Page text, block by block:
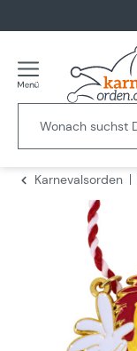
Karnevalsorden